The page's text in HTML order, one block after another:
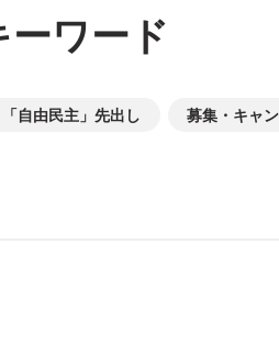
ーワード
「自由民主」先出し 募集・キャ